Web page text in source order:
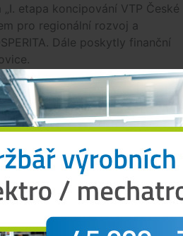
etapa koncipování VTP České
pro regionální rozvoj a
Dále poskytly finanční
vybudovány specializované
vybavené vybranými
společností JAIP o.p.s.
jasné, že první etapa je pouze
výstavbou další etapy.
využívání výsledků výzkumu a
a služeb, které umožní
místních